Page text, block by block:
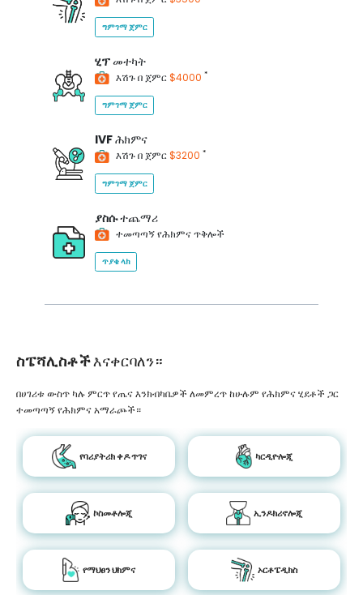
ግምገማ ጀምር
ሂፕመተካት
እሽጉ በ ጀምር$4000 *
ግምገማ ጀምር
IVFሕክምና
እሽጉ በ ጀምር$3200 *
ግምገማ ጀምር
ያስሱተጨማሪ
ተመጣጣኝ የሕክምና ጥቅሎች
ጥያቄ ላክ
ስፔሻሊስቶችእናቀርባለን።
በሀገሪቱ ውስጥ ካሉ ምርጥ የጤና እንክብካቤዎች ለመምረጥ ከሁሉም የሕክምና ሂደቶች ጋር
ተመጣጣኝ የሕክምና አማራጮች።
የባሪያትሪክ ቀዶ ጥገና ካርዲዮሎጂ
ኮስመቶሎጂ ኢንዶክሪኖሎጂ
የማህፀን ህክምና ኦርቶፔዲክስ